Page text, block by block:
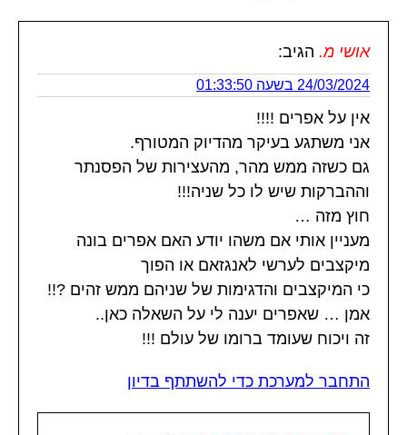
אושי מ. הגיב:
24/03/2024 בשעה 01:33:50
אין על אפרים !!!!
אני משתגע בעיקר מהדיוק המטורף.
גם כשזה ממש מהר, מהעצירות של הפסנתר
וההברקות שיש לו כל שניה!!!
חוץ מזה …
מעניין אותי אם משהו יודע האם אפרים בונה
מיקצבים לערשי לאנגזאם או הפוך
כי המיקצבים והדגימות של שניהם ממש זהים ?!!
אמן … שאפרים יענה לי על השאלה כאן..
זה ויכוח שעומד ברומו של עולם !!!
התחבר למערכת כדי להשתתף בדיון